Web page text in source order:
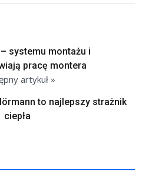
systemu montażu i
pracę montera
artykuł »
to najlepszy strażnik
ciepła